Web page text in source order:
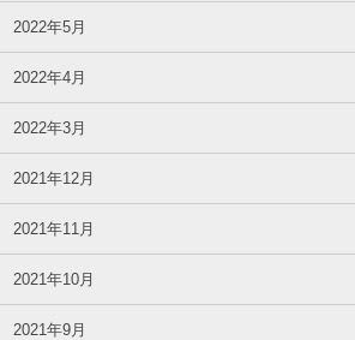
2022年5月
2022年4月
2022年3月
2021年12月
2021年11月
2021年10月
2021年9月